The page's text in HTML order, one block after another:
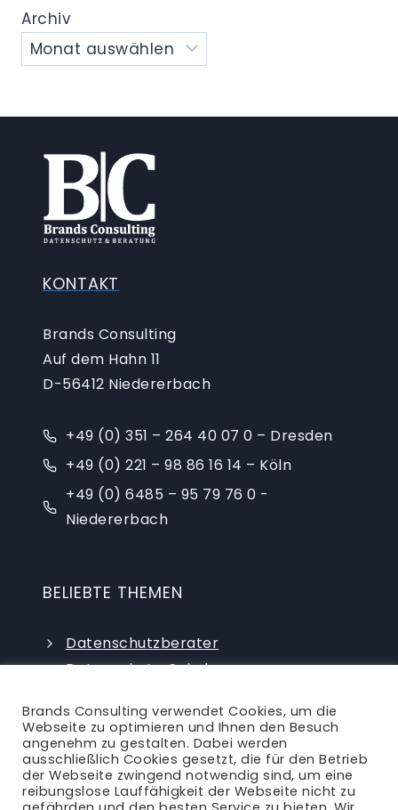
Archiv
KONTAKT
Brands Consulting
Auf dem Hahn 11
D-56412 Niedererbach
+49 (0) 351 – 264 40 07 0 – Dresden
+49 (0) 221 – 98 86 16 14 – Köln
+49 (0) 6485 – 95 79 76 0 -
Niedererbach
BELIEBTE THEMEN
Datenschutzberater
Datenschutz-Schulungen
externer Datenschutzbeauftragter
Brands Consulting verwendet Cookies, um die
Webseite zu optimieren und Ihnen den Besuch
angenehm zu gestalten. Dabei werden
ausschließlich Cookies gesetzt, die für den Betrieb
der Webseite zwingend notwendig sind, um eine
reibungslose Lauffähigkeit der Webseite nicht zu